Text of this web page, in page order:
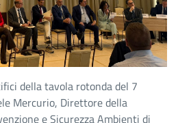
della tavola rotonda del 7
Mercurio, Direttore della
e Sicurezza Ambienti di